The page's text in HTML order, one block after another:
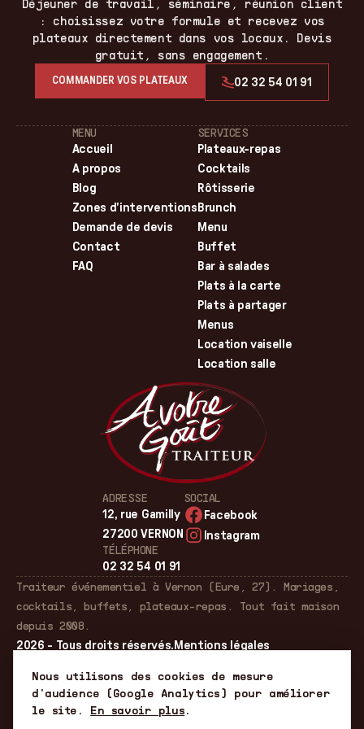
Déjeuner de travail, séminaire, réunion client
: choisissez votre formule et recevez vos
plateaux directement dans vos locaux. Devis
gratuit, sans engagement.
COMMANDER VOS PLATEAUX 02 32 54 01 91
MENU
Accueil
A propos
Blog
Zones d'interventions
Demande de devis
Contact
FAQ
SERVICES
Plateaux-repas
Cocktails
Rôtisserie
Brunch
Menu
Buffet
Bar à salades
Plats à la carte
Plats à partager
Menus
Location vaiselle
Location salle
ADRESSE
12, rue Gamilly
27200 VERNON
TÉLÉPHONE
02 32 54 01 91
SOCIAL
Facebook
Instagram
Traiteur événementiel à Vernon (Eure, 27). Mariages,
cocktails, buffets, plateaux-repas. Tout fait maison
depuis 2008.
2026 - Tous droits réservés.Mentions légales
Nous utilisons des cookies de mesure
d'audience (Google Analytics) pour améliorer
le site. En savoir plus.